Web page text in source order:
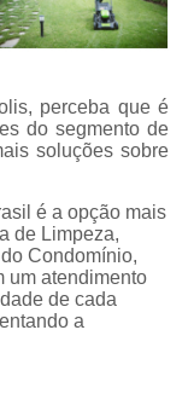
Portaria e
Terceirizada
Empresa
Empresa
Empresa
Empresa de
Empresa de
Empresa de
Empresa
perceba que é
do segmento de
soluções sobre
é a opção mais
de Limpeza,
Condomínio,
um atendimento
de cada
a